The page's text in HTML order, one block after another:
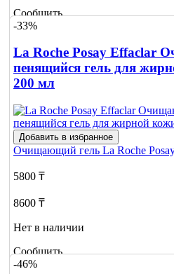
Сообщить
о наличии
-33%
La Roche Posay Effaclar
пенящийся гель для
200 мл
Добавить в избранное
Очищающий гель La Roche
5800 ₸
8600 ₸
Нет в наличии
Сообщить
о наличии
-46%